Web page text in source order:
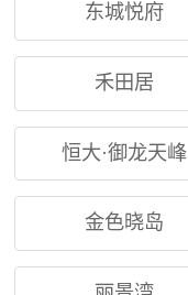
东城悦府
禾田居
恒大·御龙天峰
金色晓岛